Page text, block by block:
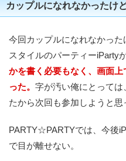
カップルになれなかったけ
今回カップルになれなかっ
スタイルのパーティーiParty
かを書く必要もなく、画面
った。 字が汚い俺にとって
たから次回も参加しようと思
PARTY☆PARTYでは、今後
で目が離せない。